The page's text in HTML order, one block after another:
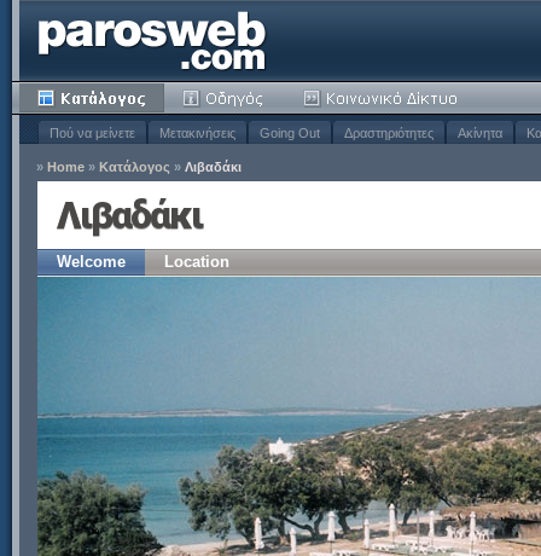
Πού να μείνετε Μετακινήσεις Going Out Δραστηριότητες Ακίνητα
» Home » Κατάλογος » Λιβαδάκι
Λιβαδάκι
Welcome Location